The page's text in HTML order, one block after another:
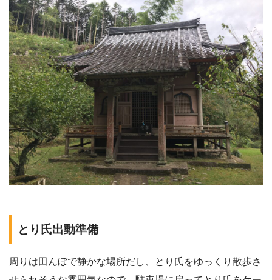
とり氏出動準備
周りは田んぼで静かな場所だし、とり氏をゆっくり散歩さ